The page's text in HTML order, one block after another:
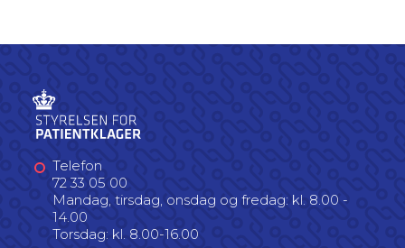
Telefon
72 33 05 00
Mandag, tirsdag, onsdag og fredag: kl. 8.00 -
14.00
Torsdag: kl. 8.00-16.00